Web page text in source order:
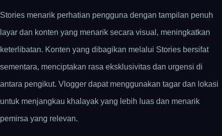
Stories menarik perhatian pengguna dengan tampilan penuh
layar dan konten yang menarik secara visual, meningkatkan
keterlibatan. Konten yang dibagikan melalui Stories bersifat
sementara, menciptakan rasa eksklusivitas dan urgensi di
antara pengikut. Vlogger dapat menggunakan tagar dan lokasi
untuk menjangkau khalayak yang lebih luas dan menarik
pemirsa yang relevan.